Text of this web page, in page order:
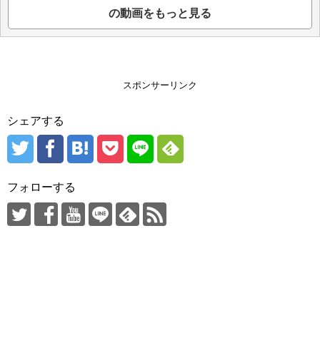
の動画をもっと見る
スポンサーリンク
シェアする
フォローする